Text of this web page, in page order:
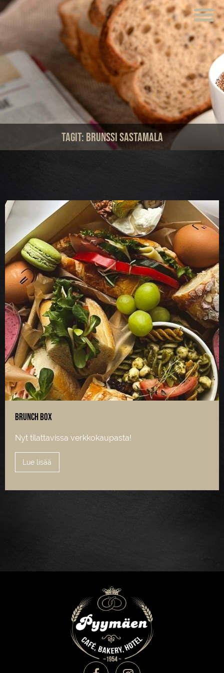
ETUSIVU
VERKKOKAUPPA
KAHVILAT
LOUNAS
MEISTÄ
TUOTTEET
HOTELLI
Tagit: brunssi sastamala
Brunch box
Nyt tilattavissa verkkokaupasta!
Lue lisää